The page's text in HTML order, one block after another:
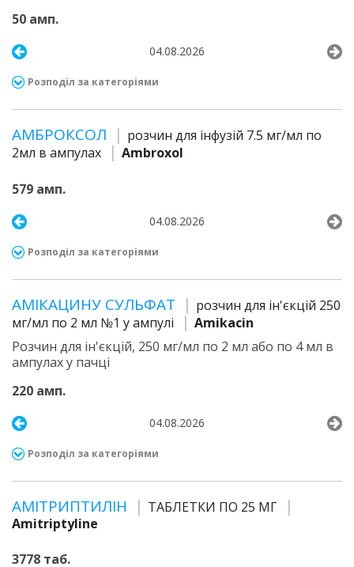
50 амп.
04.08.2026
Розподіл за категоріями
АМБРОКСОЛ
розчин для інфузій 7.5 мг/мл по
2мл в ампулах
Ambroxol
579 амп.
04.08.2026
Розподіл за категоріями
АМІКАЦИНУ СУЛЬФАТ
розчин для ін'єкцій 250
мг/мл по 2 мл №1 у ампулі
Amikacin
Розчин для ін'єкцій, 250 мг/мл по 2 мл або по 4 мл в
ампулах у пачці
220 амп.
04.08.2026
Розподіл за категоріями
АМІТРИПТИЛІН
ТАБЛЕТКИ ПО 25 МГ
Amitriptyline
3778 таб.